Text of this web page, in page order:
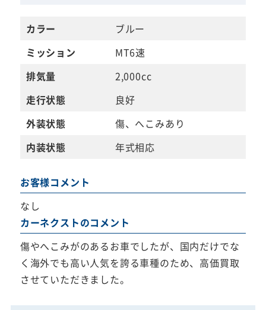
カラー
ブルー
ミッション
MT6速
排気量
2,000cc
走行状態
良好
外装状態
傷、へこみあり
内装状態
年式相応
お客様コメント
なし
カーネクストのコメント
傷やへこみがのあるお車でしたが、国内だけでな
く海外でも高い人気を誇る車種のため、高価買取
させていただきました。